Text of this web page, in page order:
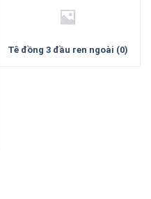
Tê đồng 3 đầu ren ngoài (0)